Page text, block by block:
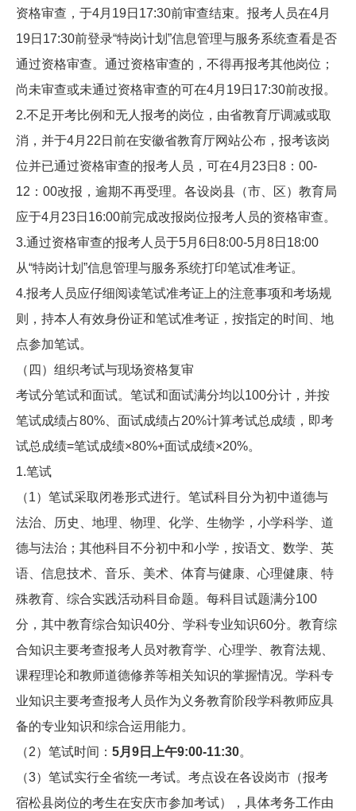
资格审查，于4月19日17:30前审查结束。报考人员在4月
19日17:30前登录“特岗计划”信息管理与服务系统查看是否
通过资格审查。通过资格审查的，不得再报考其他岗位；
尚未审查或未通过资格审查的可在4月19日17:30前改报。
2.不足开考比例和无人报考的岗位，由省教育厅调减或取
消，并于4月22日前在安徽省教育厅网站公布，报考该岗
位并已通过资格审查的报考人员，可在4月23日8：00-
12：00改报，逾期不再受理。各设岗县（市、区）教育局
应于4月23日16:00前完成改报岗位报考人员的资格审查。
3.通过资格审查的报考人员于5月6日8:00-5月8日18:00
从“特岗计划”信息管理与服务系统打印笔试准考证。
4.报考人员应仔细阅读笔试准考证上的注意事项和考场规
则，持本人有效身份证和笔试准考证，按指定的时间、地
点参加笔试。
（四）组织考试与现场资格复审
考试分笔试和面试。笔试和面试满分均以100分计，并按
笔试成绩占80%、面试成绩占20%计算考试总成绩，即考
试总成绩=笔试成绩×80%+面试成绩×20%。
1.笔试
（1）笔试采取闭卷形式进行。笔试科目分为初中道德与
法治、历史、地理、物理、化学、生物学，小学科学、道
德与法治；其他科目不分初中和小学，按语文、数学、英
语、信息技术、音乐、美术、体育与健康、心理健康、特
殊教育、综合实践活动科目命题。每科目试题满分100
分，其中教育综合知识40分、学科专业知识60分。教育综
合知识主要考查报考人员对教育学、心理学、教育法规、
课程理论和教师道德修养等相关知识的掌握情况。学科专
业知识主要考查报考人员作为义务教育阶段学科教师应具
备的专业知识和综合运用能力。
（2）笔试时间： 5月9日上午9:00-11:30。
（3）笔试实行全省统一考试。考点设在各设岗市（报考
宿松县岗位的考生在安庆市参加考试），具体考务工作由